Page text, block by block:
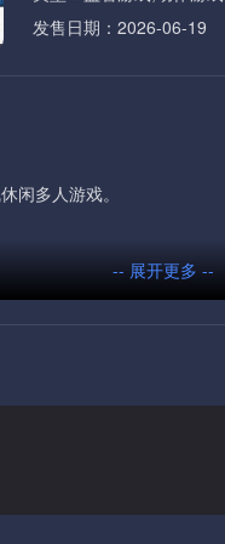
发售日期：2026-06-19
闲多人游戏。
-- 展开更多 --